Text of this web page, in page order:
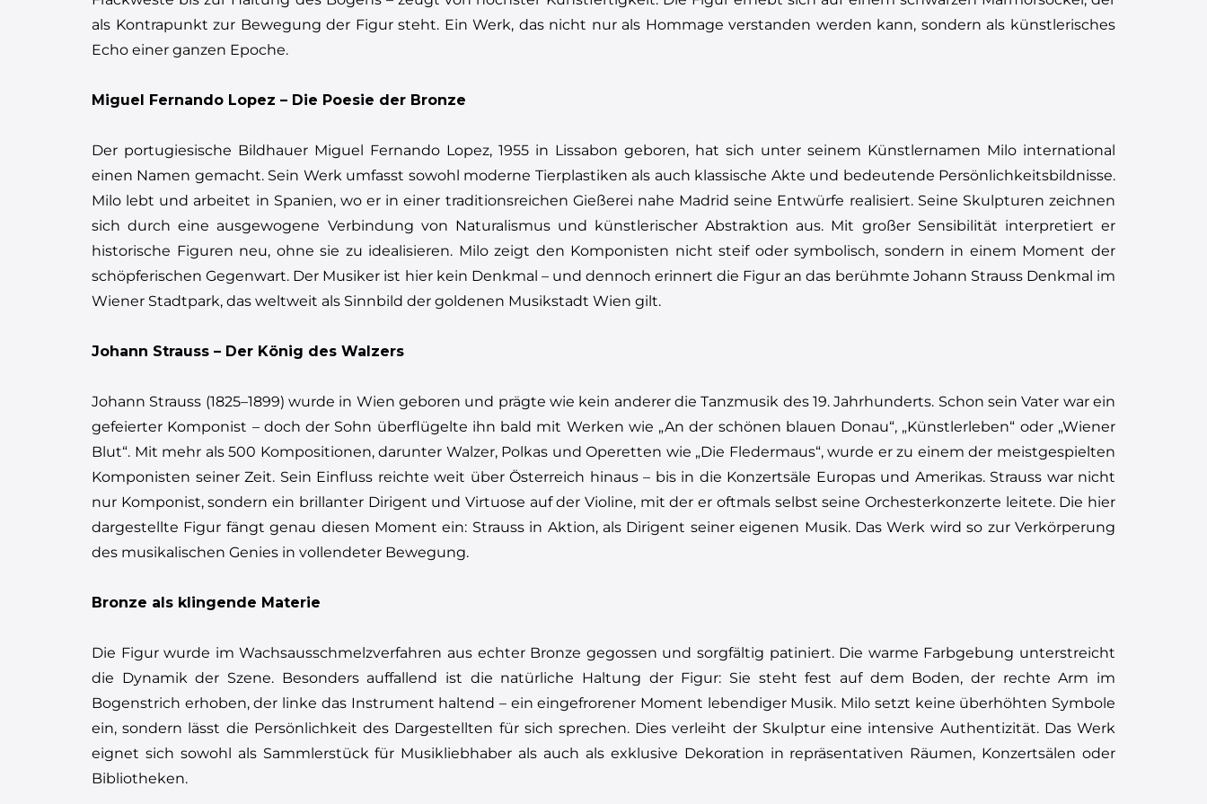
als Kontrapunkt zur Bewegung der Figur steht. Ein Werk, das nicht nur als Hommage verstanden werden kann, sondern als künstlerisches
Echo einer ganzen Epoche.
Miguel Fernando Lopez – Die Poesie der Bronze
Der portugiesische Bildhauer Miguel Fernando Lopez, 1955 in Lissabon geboren, hat sich unter seinem Künstlernamen Milo international
einen Namen gemacht. Sein Werk umfasst sowohl moderne Tierplastiken als auch klassische Akte und bedeutende Persönlichkeitsbildnisse.
Milo lebt und arbeitet in Spanien, wo er in einer traditionsreichen Gießerei nahe Madrid seine Entwürfe realisiert. Seine Skulpturen zeichnen
sich durch eine ausgewogene Verbindung von Naturalismus und künstlerischer Abstraktion aus. Mit großer Sensibilität interpretiert er
historische Figuren neu, ohne sie zu idealisieren. Milo zeigt den Komponisten nicht steif oder symbolisch, sondern in einem Moment der
schöpferischen Gegenwart. Der Musiker ist hier kein Denkmal – und dennoch erinnert die Figur an das berühmte Johann Strauss Denkmal im
Wiener Stadtpark, das weltweit als Sinnbild der goldenen Musikstadt Wien gilt.
Johann Strauss – Der König des Walzers
Johann Strauss (1825–1899) wurde in Wien geboren und prägte wie kein anderer die Tanzmusik des 19. Jahrhunderts. Schon sein Vater war ein
gefeierter Komponist – doch der Sohn überflügelte ihn bald mit Werken wie „An der schönen blauen Donau“, „Künstlerleben“ oder „Wiener
Blut“. Mit mehr als 500 Kompositionen, darunter Walzer, Polkas und Operetten wie „Die Fledermaus“, wurde er zu einem der meistgespielten
Komponisten seiner Zeit. Sein Einfluss reichte weit über Österreich hinaus – bis in die Konzertsäle Europas und Amerikas. Strauss war nicht
nur Komponist, sondern ein brillanter Dirigent und Virtuose auf der Violine, mit der er oftmals selbst seine Orchesterkonzerte leitete. Die hier
dargestellte Figur fängt genau diesen Moment ein: Strauss in Aktion, als Dirigent seiner eigenen Musik. Das Werk wird so zur Verkörperung
des musikalischen Genies in vollendeter Bewegung.
Bronze als klingende Materie
Die Figur wurde im Wachsausschmelzverfahren aus echter Bronze gegossen und sorgfältig patiniert. Die warme Farbgebung unterstreicht
die Dynamik der Szene. Besonders auffallend ist die natürliche Haltung der Figur: Sie steht fest auf dem Boden, der rechte Arm im
Bogenstrich erhoben, der linke das Instrument haltend – ein eingefrorener Moment lebendiger Musik. Milo setzt keine überhöhten Symbole
ein, sondern lässt die Persönlichkeit des Dargestellten für sich sprechen. Dies verleiht der Skulptur eine intensive Authentizität. Das Werk
eignet sich sowohl als Sammlerstück für Musikliebhaber als auch als exklusive Dekoration in repräsentativen Räumen, Konzertsälen oder
Bibliotheken.